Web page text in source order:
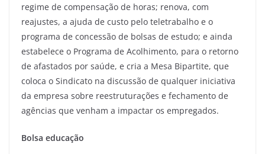
regime de compensação de horas; renova, com
reajustes, a ajuda de custo pelo teletrabalho e o
programa de concessão de bolsas de estudo; e ainda
estabelece o Programa de Acolhimento, para o retorno
de afastados por saúde, e cria a Mesa Bipartite, que
coloca o Sindicato na discussão de qualquer iniciativa
da empresa sobre reestruturações e fechamento de
agências que venham a impactar os empregados.
Bolsa educação